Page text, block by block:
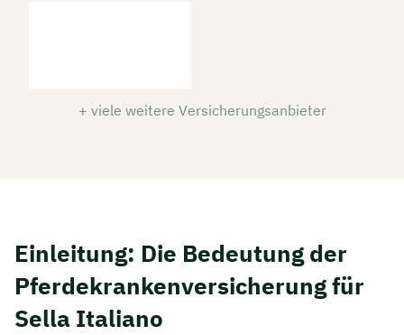
+ viele weitere Versicherungsanbieter
Einleitung: Die Bedeutung der
Pferdekrankenversicherung für
Sella Italiano